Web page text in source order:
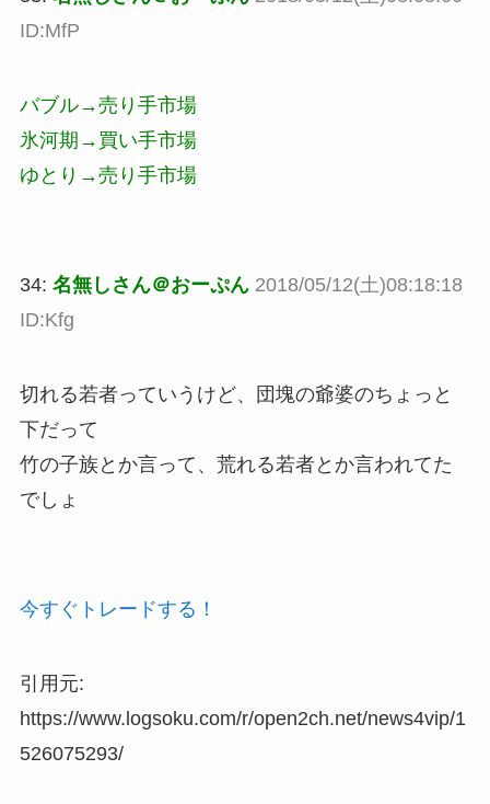
ID:MfP
バブル→売り手市場
氷河期→買い手市場
ゆとり→売り手市場
34: 名無しさん＠おーぷん 2018/05/12(土)08:18:18
ID:Kfg
切れる若者っていうけど、団塊の爺婆のちょっと
下だって
竹の子族とか言って、荒れる若者とか言われてた
でしょ
今すぐトレードする！
引用元:
https://www.logsoku.com/r/open2ch.net/news4vip/1
526075293/